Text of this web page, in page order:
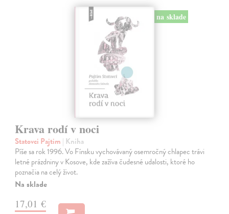
na sklade
Krava rodí v noci
Statovci Pajtim | Kniha
Píše sa rok 1996. Vo Fínsku vychovávaný osemročný chlapec trávi
letné prázdniny v Kosove, kde zažíva čudesné udalosti, ktoré ho
poznačia na celý život.
Na sklade
17,01 €